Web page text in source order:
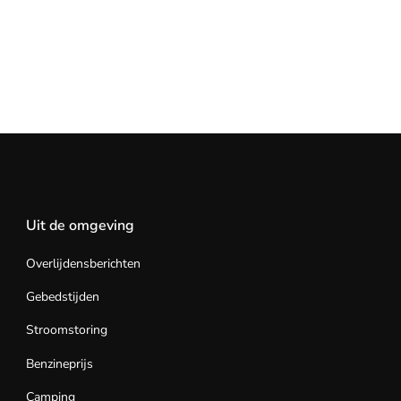
Uit de omgeving
Overlijdensberichten
Gebedstijden
Stroomstoring
Benzineprijs
Camping